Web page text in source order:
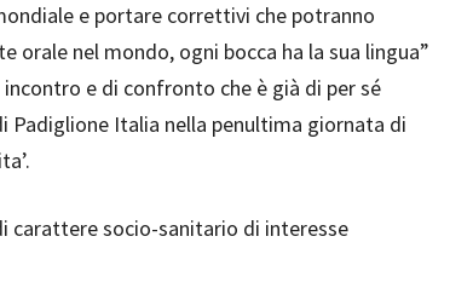
e portare correttivi che potranno
orale nel mondo, ogni bocca ha la sua lingua”
e di confronto che è già di per sé
Padiglione Italia nella penultima giornata di
carattere socio-sanitario di interesse